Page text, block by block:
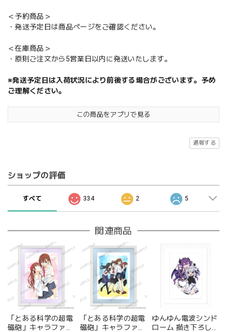
＜予約商品＞
・発送予定日は商品ページをご確認ください。
＜在庫商品＞
・原則ご注文から5営業日以内に発送いたします。
※発送予定日は入荷状況により前後する場合がございます。予め
ご理解ください。
この商品をアプリで見る
通報する
ショップの評価
すべて 334 2 5
関連商品
「とある科学の超電
磁砲」キャラファイ
「とある科学の超電
磁砲」キャラファイ
ゆんゆん電波シンド
ローム 描き下ろしキ